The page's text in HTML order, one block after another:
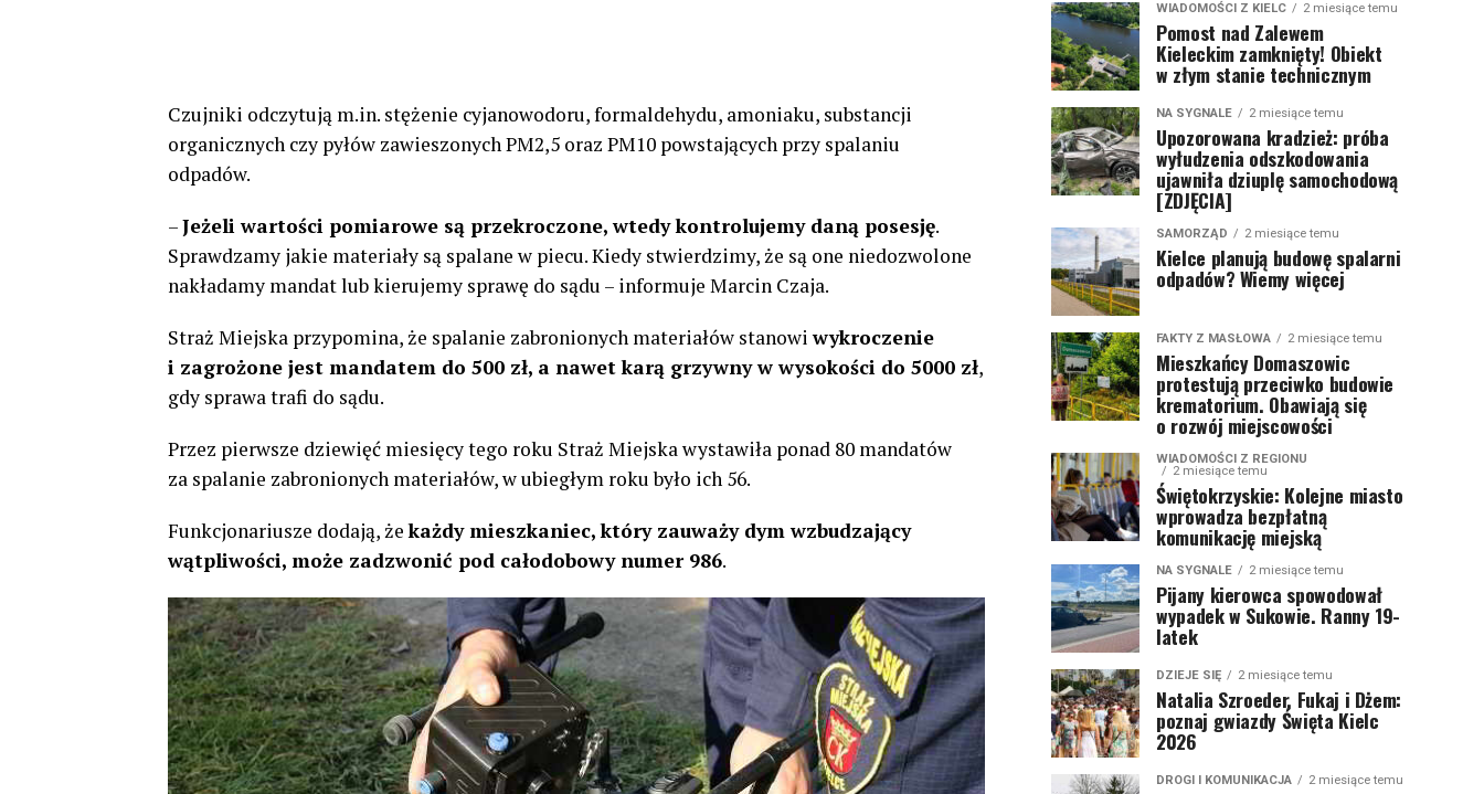
Czujniki odczytują m.in. stężenie cyjanowodoru, formaldehydu, amoniaku, substancji
organicznych czy pyłów zawieszonych PM2,5 oraz PM10 powstających przy spalaniu
odpadów.
–Jeżeli wartości pomiarowe są przekroczone, wtedy kontrolujemy daną posesję.
Sprawdzamy jakie materiały są spalane w piecu. Kiedy stwierdzimy, że są one niedozwolone
nakładamy mandat lub kierujemy sprawę do sądu – informuje Marcin Czaja.
Straż Miejska przypomina, że spalanie zabronionych materiałów stanowiwykroczenie
i zagrożone jest mandatem do 500 zł, a nawet karą grzywny w wysokości do 5000 zł,
gdy sprawa trafi do sądu.
Przez pierwsze dziewięć miesięcy tego roku Straż Miejska wystawiła ponad 80 mandatów
za spalanie zabronionych materiałów, w ubiegłym roku było ich 56.
Funkcjonariusze dodają, żekażdy mieszkaniec, który zauważy dym wzbudzający
wątpliwości, może zadzwonić pod całodobowy numer 986.
WIADOMOŚCI Z KIELC 2 miesiące temu
Pomost nad Zalewem
Kieleckim zamknięty! Obiekt
w złym stanie technicznym
NA SYGNALE 2 miesiące temu
Upozorowana kradzież: próba
wyłudzenia odszkodowania
ujawniła dziuplę samochodową
[ZDJĘCIA]
SAMORZĄD 2 miesiące temu
Kielce planują budowę spalarni
odpadów? Wiemy więcej
FAKTY Z MASŁOWA 2 miesiące temu
Mieszkańcy Domaszowic
protestują przeciwko budowie
krematorium. Obawiają się
o rozwój miejscowości
WIADOMOŚCI Z REGIONU
2 miesiące temu
Świętokrzyskie: Kolejne miasto
wprowadza bezpłatną
komunikację miejską
NA SYGNALE 2 miesiące temu
Pijany kierowca spowodował
wypadek w Sukowie. Ranny 19-
latek
DZIEJE SIĘ 2 miesiące temu
Natalia Szroeder, Fukaj i Dżem:
poznaj gwiazdy Święta Kielc
2026
DROGI I KOMUNIKACJA 2 miesiące temu